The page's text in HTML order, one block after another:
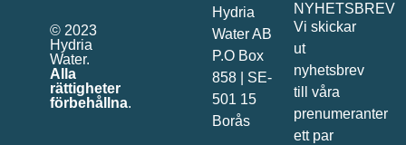
© 2023
Hydria
Water.
Alla
rättigheter
förbehållna.
Hydria
Water AB
P.O Box
858 | SE-
501 15
Borås
NYHETSBREV
Vi skickar
ut
nyhetsbrev
till våra
prenumeranter
ett par